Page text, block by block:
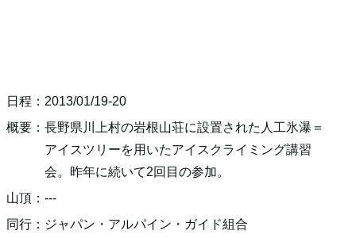
日程：2013/01/19-20
概要：長野県川上村の岩根山荘に設置された人工氷瀑＝
アイスツリーを用いたアイスクライミング講習
会。昨年に続いて2回目の参加。
山頂：---
同行：ジャパン・アルパイン・ガイド組合